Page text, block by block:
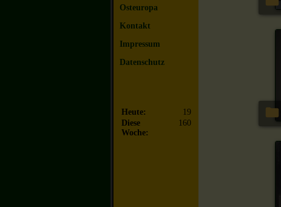
Osteuropa
Kontakt
Impressum
Datenschutz
Heute:
19
Diese
Woche:
160